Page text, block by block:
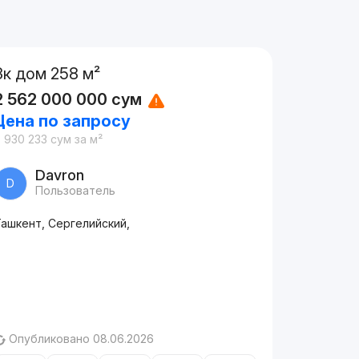
дом 258 м²
562 000 000 сум
по запросу
930 233 сум за м²
D Davron
Пользователь
Сергелийский,
Опубликовано 08.06.2026